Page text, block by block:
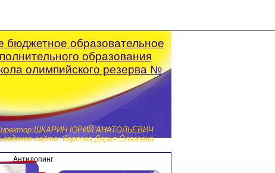
бюджетное образовательное
образования
олимпийского резерва №
ЮРИЙ АНАТОЛЬЕВИЧ
сайта: Карпова Дарья Олеговна
Антидопинг